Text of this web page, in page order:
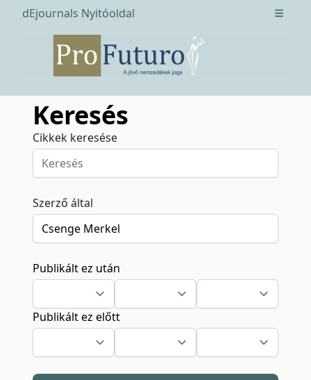
dEjournals Nyitóoldal Open
Keresés
Cikkek keresése
Szerző által
Publikált ez után
Publikált ez előtt